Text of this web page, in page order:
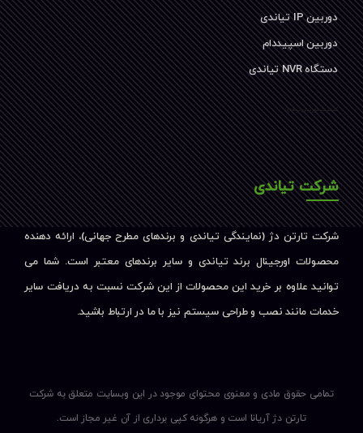
دوربین IP تیاندی
دوربین اسپیددام
دستگاه NVR تیاندی
کیفیت دوربین تیاندی
شرکت تیاندی
شرکت تارتن دژ (نمایندگی تیاندی و برندهای مطرح جهانی)، ارائه دهنده
محصولات اورجینال برند تیاندی و سایر برندهای معتبر است. شما می
توانید علاوه بر خرید این محصولات از این شرکت نسبت به دریافت سایر
خدمات مانند نصب و طراحی سیستم نیز با ما در ارتباط باشید.
تمامی حقوق مادی و معنوی محتوای موجود در این وبسایت متعلق به شرکت
تارتن دژ آریانا است و هرگونه کپی برداری از آن غیر مجاز است.